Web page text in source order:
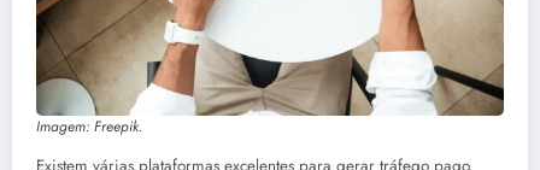
Imagem: Freepik.